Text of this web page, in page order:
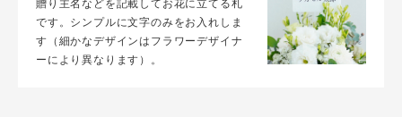
贈り主名などを記載してお花に立てる札
です。シンプルに文字のみをお入れしま
す（細かなデザインはフラワーデザイナ
ーにより異なります）。